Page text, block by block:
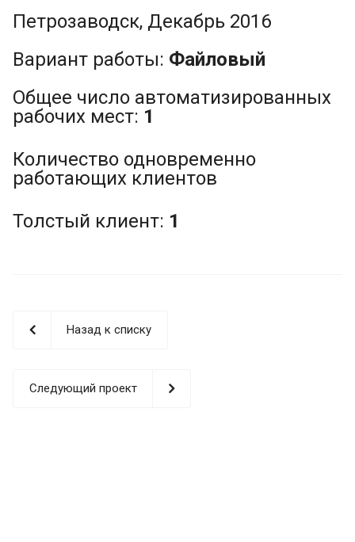
Петрозаводск, Декабрь 2016
Вариант работы: Файловый
Общее число автоматизированных
рабочих мест: 1
Количество одновременно
работающих клиентов
Толстый клиент: 1
Назад к списку
Следующий проект